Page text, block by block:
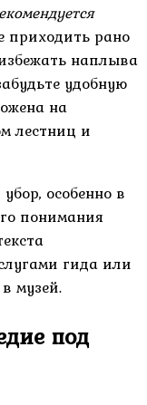
приходить рано
наплыва
удобную
на
лестниц и
особенно в
понимания
гида или
музей.
под